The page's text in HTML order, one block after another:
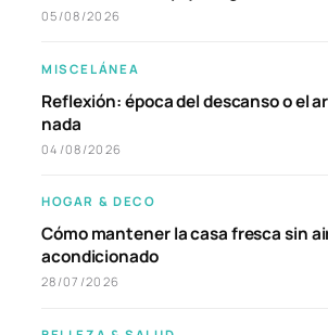
05/08/2026
MISCELÁNEA
Reflexión: época del descanso o el
nada
04/08/2026
HOGAR & DECO
Cómo mantener la casa fresca sin
acondicionado
28/07/2026